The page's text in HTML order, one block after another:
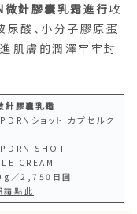
微針膠囊乳霜進行收
尿酸、小分子膠原蛋
肌膚的潤澤牢牢封
針膠囊乳霜
ショット カプセルク
PDRN SHOT
CREAM
／2,750日圓
請點此